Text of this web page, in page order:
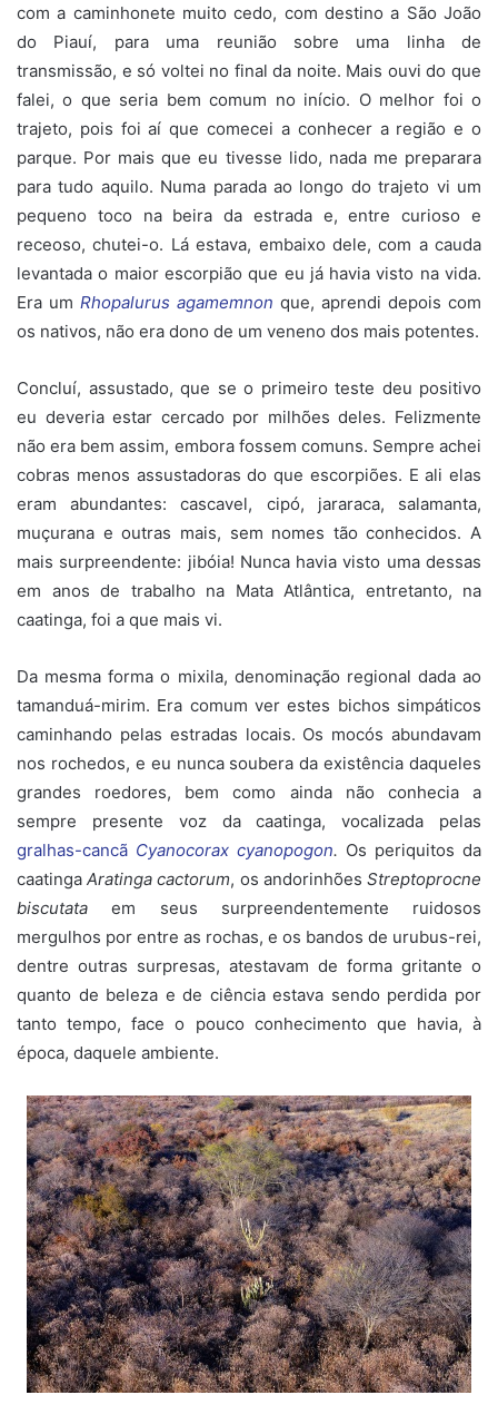
com a caminhonete muito cedo, com destino a São João
do Piauí, para uma reunião sobre uma linha de
transmissão, e só voltei no final da noite. Mais ouvi do que
falei, o que seria bem comum no início. O melhor foi o
trajeto, pois foi aí que comecei a conhecer a região e o
parque. Por mais que eu tivesse lido, nada me preparara
para tudo aquilo. Numa parada ao longo do trajeto vi um
pequeno toco na beira da estrada e, entre curioso e
receoso, chutei-o. Lá estava, embaixo dele, com a cauda
levantada o maior escorpião que eu já havia visto na vida.
Era um Rhopalurus agamemnon que, aprendi depois com
os nativos, não era dono de um veneno dos mais potentes.
Concluí, assustado, que se o primeiro teste deu positivo
eu deveria estar cercado por milhões deles. Felizmente
não era bem assim, embora fossem comuns. Sempre achei
cobras menos assustadoras do que escorpiões. E ali elas
eram abundantes: cascavel, cipó, jararaca, salamanta,
muçurana e outras mais, sem nomes tão conhecidos. A
mais surpreendente: jibóia! Nunca havia visto uma dessas
em anos de trabalho na Mata Atlântica, entretanto, na
caatinga, foi a que mais vi.
Da mesma forma o mixila, denominação regional dada ao
tamanduá-mirim. Era comum ver estes bichos simpáticos
caminhando pelas estradas locais. Os mocós abundavam
nos rochedos, e eu nunca soubera da existência daqueles
grandes roedores, bem como ainda não conhecia a
sempre presente voz da caatinga, vocalizada pelas
gralhas-cancã Cyanocorax cyanopogon. Os periquitos da
caatingaAratinga cactorum, os andorinhõesStreptoprocne
biscutata em seus surpreendentemente ruidosos
mergulhos por entre as rochas, e os bandos de urubus-rei,
dentre outras surpresas, atestavam de forma gritante o
quanto de beleza e de ciência estava sendo perdida por
tanto tempo, face o pouco conhecimento que havia, à
época, daquele ambiente.